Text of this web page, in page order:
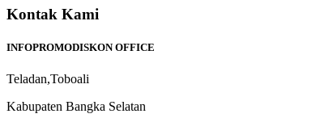
Kontak Kami
INFOPROMODISKON OFFICE
Teladan,Toboali
Kabupaten Bangka Selatan